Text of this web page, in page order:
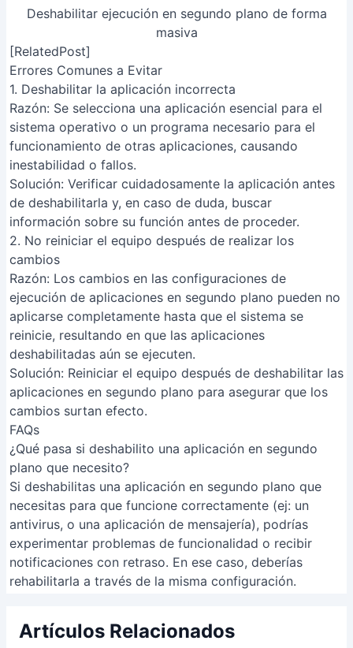
de deshabilitarla y, en caso de duda, buscar
información sobre su función antes de proceder.
2. No reiniciar el equipo después de realizar los
cambios
Razón: Los cambios en las configuraciones de
ejecución de aplicaciones en segundo plano pueden no
aplicarse completamente hasta que el sistema se
reinicie, resultando en que las aplicaciones
deshabilitadas aún se ejecuten.
Solución: Reiniciar el equipo después de deshabilitar las
aplicaciones en segundo plano para asegurar que los
cambios surtan efecto.
FAQs
¿Qué pasa si deshabilito una aplicación en segundo
plano que necesito?
Si deshabilitas una aplicación en segundo plano que
necesitas para que funcione correctamente (ej: un
antivirus, o una aplicación de mensajería), podrías
experimentar problemas de funcionalidad o recibir
notificaciones con retraso. En ese caso, deberías
rehabilitarla a través de la misma configuración.
Artículos Relacionados
Organiza y Personaliza tu Barra
Lateral de Slack: Guía Completa
Convierte tus Fotos en Acuarelas: